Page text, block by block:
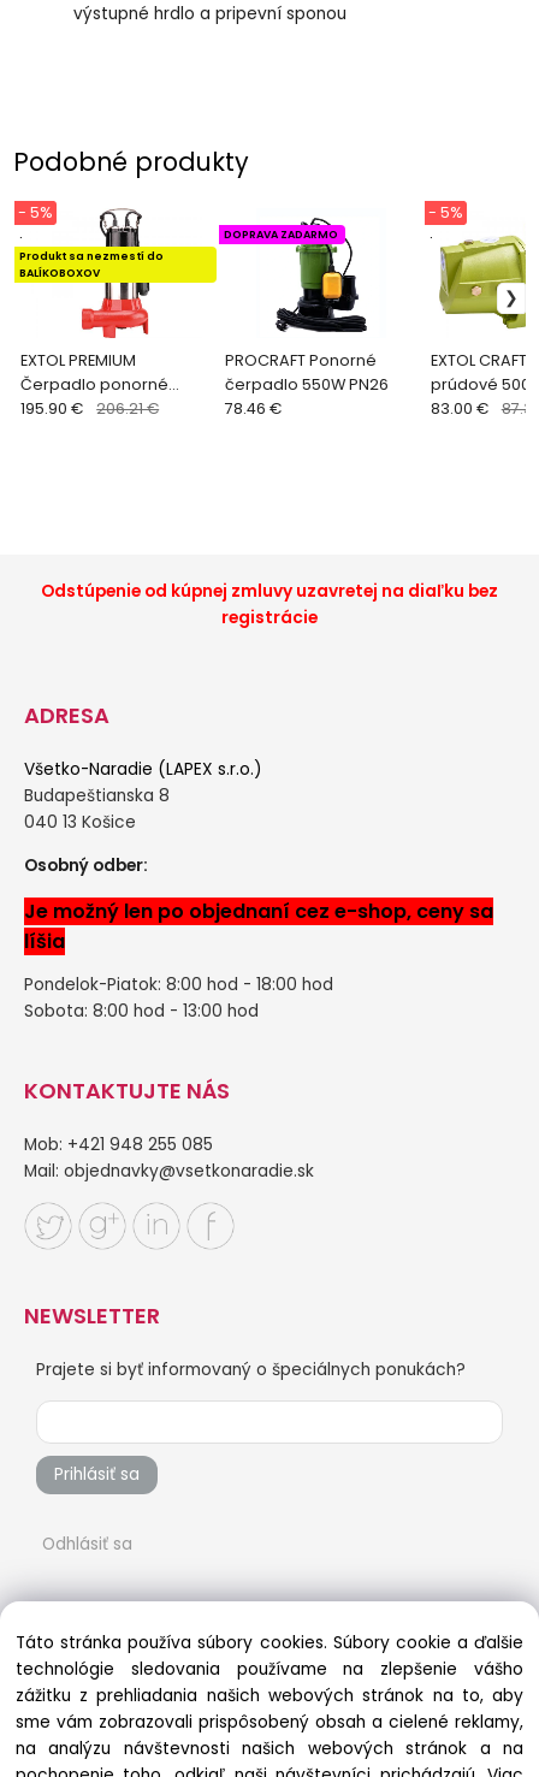
výstupné hrdlo a pripevní sponou
Podobné produkty
EXTOL PREMIUM
Čerpadlo ponorné
kalové 1100W 8895005
.
Produkt sa nezmestí do
BALÍKOBOXOV
- 5%
195.90 € 206.21 €
PROCRAFT Ponorné
čerpadlo 550W PN26
DOPRAVA ZADARMO
78.46 €
EXTOL
prúdové
výtlak 31m
.
- 5%
83.00 €
Odstúpenie od kúpnej zmluvy uzavretej na diaľku bez
registrácie
ADRESA
Všetko-Naradie (LAPEX s.r.o.)
Budapeštianska 8
040 13 Košice
Osobný odber:
Je možný len po objednaní cez e-shop, ceny sa
líšia
Pondelok-Piatok: 8:00 hod - 18:00 hod
Sobota: 8:00 hod - 13:00 hod
KONTAKTUJTE NÁS
Mob: +421 948 255 085
Mail: objednavky@vsetkonaradie.sk
NEWSLETTER
Prajete si byť informovaný o špeciálnych ponukách?
Prihlásiť sa
Odhlásiť sa
Táto stránka používa súbory cookies. Súbory cookie a ďalšie
technológie sledovania používame na zlepšenie vášho
zážitku z prehliadania našich webových stránok na to, aby
sme vám zobrazovali prispôsobený obsah a cielené reklamy,
na analýzu návštevnosti našich webových stránok a na